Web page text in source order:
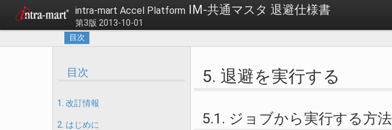
intra-mart Accel Platform IM-共通マスタ 退避仕様書
第3版 2013-10-01
目次
目次
1. 改訂情報
2. はじめに
5. 退避を実行する
5.1. ジョブから実行する方法